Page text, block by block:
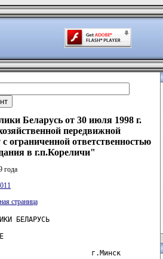
Беларусь от 30 июля 1998 г.
передвижной
ограниченной ответственностью
в г.п.Кореличи"
года
страница
БЕЛАРУСЬ
г.Минск